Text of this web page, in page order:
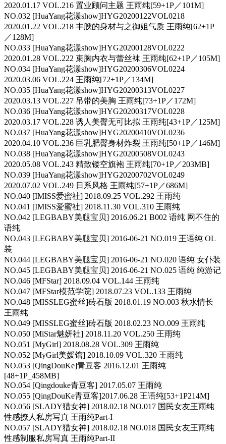
2020.01.17 VOL.216 置业顾问主题 王雨纯[59+1P／101M]
NO.032 [HuaYang花漾show]HYG20200122VOL0218
2020.01.22 VOL.218 丰腴的身材与之御姐气质 王雨纯[62+1P
／128M]
NO.033 [HuaYang花漾show]HYG20200128VOL0222
2020.01.28 VOL.222 束胸内衣与蕾丝袜 王雨纯[62+1P／105M]
NO.034 [HuaYang花漾show]HYG20200306VOL0224
2020.03.06 VOL.224 王雨纯[72+1P／134M]
NO.035 [HuaYang花漾show]HYG20200313VOL0227
2020.03.13 VOL.227 吊带的美胸 王雨纯[73+1P／172M]
NO.036 [HuaYang花漾show]HYG20200317VOL0228
2020.03.17 VOL.228 诱人美臀无可比拟 王雨纯[43+1P／125M]
NO.037 [HuaYang花漾show]HYG20200410VOL0236
2020.04.10 VOL.236 巨乳肥臀身材炸裂 王雨纯[50+1P／146M]
NO.038 [HuaYang花漾show]HYG20200508VOL0243
2020.05.08 VOL.243 精致镂空旗袍 王雨纯[70+1P／203MB]
NO.039 [HuaYang花漾show]HYG20200702VOL0249
2020.07.02 VOL.249 日系风格 王雨纯[57+1P／686M]
NO.040 [IMISS爱蜜社] 2018.09.25 VOL.292 王雨纯
NO.041 [IMISS爱蜜社] 2018.11.30 VOL.310 王雨纯
NO.042 [LEGBABY美腿宝贝] 2016.06.21 B002 语纯 网不住的
语纯
NO.043 [LEGBABY美腿宝贝] 2016-06-21 NO.019 王语纯 OL
装
NO.044 [LEGBABY美腿宝贝] 2016-06-21 NO.020 语纯 女仆装
NO.045 [LEGBABY美腿宝贝] 2016-06-21 NO.025 语纯 纯游记
NO.046 [MFStar] 2018.09.04 VOL.144 王雨纯
NO.047 [MFStar模范学院] 2018.07.23 VOL.133 王雨纯
NO.048 [MISSLEG蜜丝]砖石版 2018.01.19 NO.003 秋水情长
王雨纯
NO.049 [MISSLEG蜜丝]砖石版 2018.02.23 NO.009 王雨纯
NO.050 [MiStar魅妍社] 2018.11.20 VOL.250 王雨纯
NO.051 [MyGirl] 2018.08.28 VOL.309 王雨纯
NO.052 [MyGirl美媛馆] 2018.10.09 VOL.320 王雨纯
NO.053 [QingDouKe]青豆客 2016.12.01 王雨纯
[48+1P_458MB]
NO.054 [Qingdouke青豆客] 2017.05.07 王雨纯
NO.055 [QingDouKe青豆客]2017.06.28 王语纯[53+1P214M]
NO.056 [SLADY猎女神] 2018.02.18 NO.017 国民女友王雨纯
性感撩人私房写真 王雨纯Part-I
NO.057 [SLADY猎女神] 2018.02.18 NO.018 国民女友王雨纯
性感制服私房写真 王雨纯Part-II